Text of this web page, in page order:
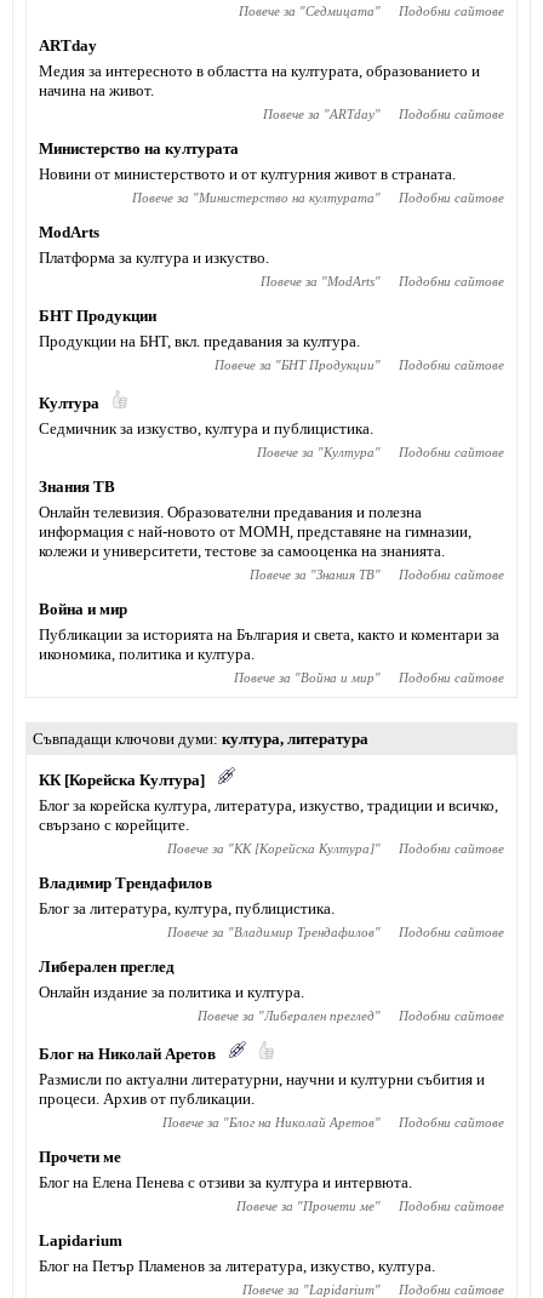
Повече за "Седмицата" Подобни сайтове
АRTday
Медия за интересното в областта на културата, образованието и
начина на живот.
Повече за "АRTday" Подобни сайтове
Министерство на културата
Новини от министерството и от културния живот в страната.
Повече за "Министерство на културата" Подобни сайтове
ModArts
Платформа за култура и изкуство.
Повече за "ModArts" Подобни сайтове
БНТ Продукции
Продукции на БНТ, вкл. предавания за култура.
Повече за "БНТ Продукции" Подобни сайтове
Култура
Седмичник за изкуство, култура и публицистика.
Повече за "Култура" Подобни сайтове
Знания ТВ
Онлайн телевизия. Образователни предавания и полезна
информация с най-новото от МОМН, представяне на гимназии,
колежи и университети, тестове за самооценка на знанията.
Повече за "Знания ТВ" Подобни сайтове
Война и мир
Публикации за историята на България и света, както и коментари за
икономика, политика и култура.
Повече за "Война и мир" Подобни сайтове
Съвпадащи ключови думи култура, литература
КК [Корейска Култура]
Блог за корейска култура, литература, изкуство, традиции и всичко,
свързано с корейците.
Повече за "КК [Корейска Култура]" Подобни сайтове
Владимир Трендафилов
Блог за литература, култура, публицистика.
Повече за "Владимир Трендафилов" Подобни сайтове
Либерален преглед
Онлайн издание за политика и култура.
Повече за "Либерален преглед" Подобни сайтове
Блог на Николай Аретов
Размисли по актуални литературни, научни и културни събития и
процеси. Архив от публикации.
Повече за "Блог на Николай Аретов" Подобни сайтове
Прочети ме
Блог на Елена Пенева с отзиви за култура и интервюта.
Повече за "Прочети ме" Подобни сайтове
Lapidarium
Блог на Петър Пламенов за литература, изкуство, култура.
Повече за "Lapidarium" Подобни сайтове